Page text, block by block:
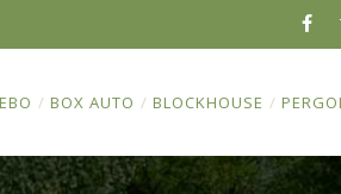
/ BOX AUTO / BLOCKHOUSE /